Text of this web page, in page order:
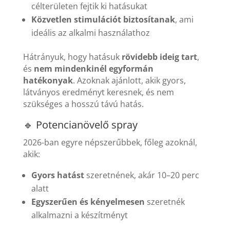
célterületen fejtik ki hatásukat
Közvetlen stimulációt biztosítanak, ami
ideális az alkalmi használathoz
Hátrányuk, hogy hatásuk rövidebb ideig tart,
és nem mindenkinél egyformán
hatékonyak. Azoknak ajánlott, akik gyors,
látványos eredményt keresnek, és nem
szükséges a hosszú távú hatás.
🔹 Potencianövelő spray
2026-ban egyre népszerűbbek, főleg azoknál,
akik:
Gyors hatástszeretnének, akár 10–20 perc
alatt
Egyszerűen és kényelmesen szeretnék
alkalmazni a készítményt